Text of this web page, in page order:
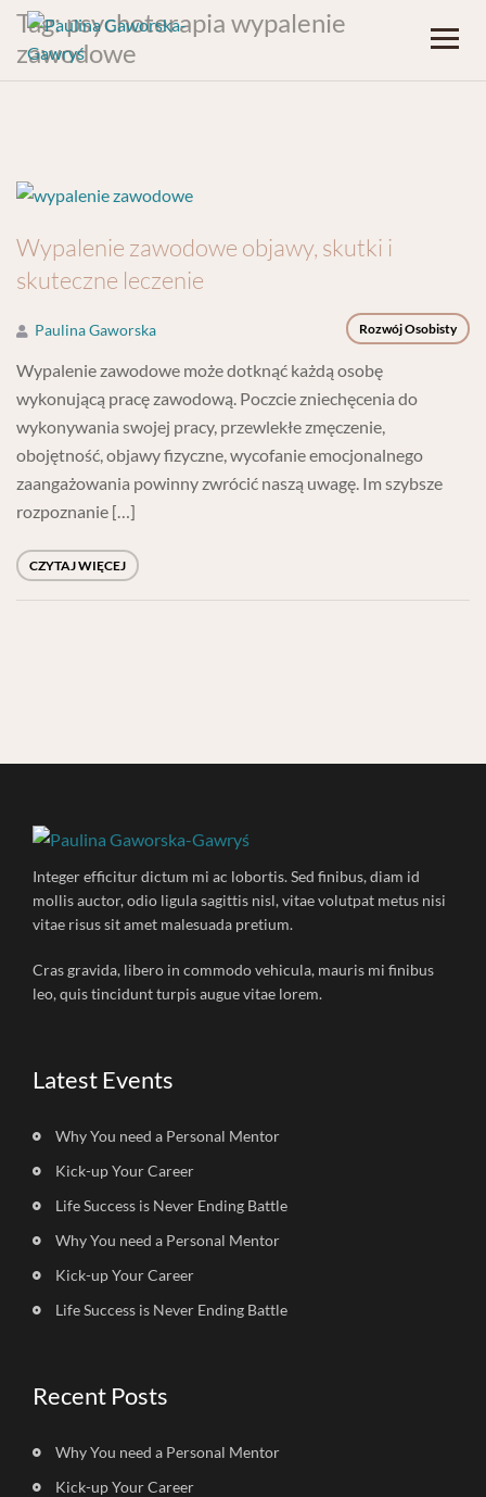
Tag:psychoterapia wypalenie
zawodowe
Wypalenie zawodowe objawy, skutki i
skuteczne leczenie
Rozwój Osobisty
Paulina Gaworska
Wypalenie zawodowe może dotknąć każdą osobę
wykonującą pracę zawodową. Poczcie zniechęcenia do
wykonywania swojej pracy, przewlekłe zmęczenie,
obojętność, objawy fizyczne, wycofanie emocjonalnego
zaangażowania powinny zwrócić naszą uwagę. Im szybsze
rozpoznanie […]
CZYTAJ WIĘCEJ
Integer efficitur dictum mi ac lobortis. Sed finibus, diam id
mollis auctor, odio ligula sagittis nisl, vitae volutpat metus nisi
vitae risus sit amet malesuada pretium.
Cras gravida, libero in commodo vehicula, mauris mi finibus
leo, quis tincidunt turpis augue vitae lorem.
Latest Events
Why You need a Personal Mentor
Kick-up Your Career
Life Success is Never Ending Battle
Why You need a Personal Mentor
Kick-up Your Career
Life Success is Never Ending Battle
Recent Posts
Why You need a Personal Mentor
Kick-up Your Career